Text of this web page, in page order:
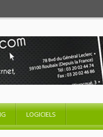
LOGICIELS